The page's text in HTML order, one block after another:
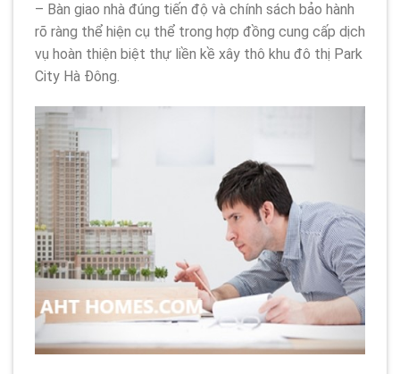
– Bàn giao nhà đúng tiến độ và chính sách bảo hành
rõ ràng thể hiện cụ thể trong hợp đồng cung cấp dịch
vụ hoàn thiện biệt thự liền kề xây thô khu đô thị Park
City Hà Đông.